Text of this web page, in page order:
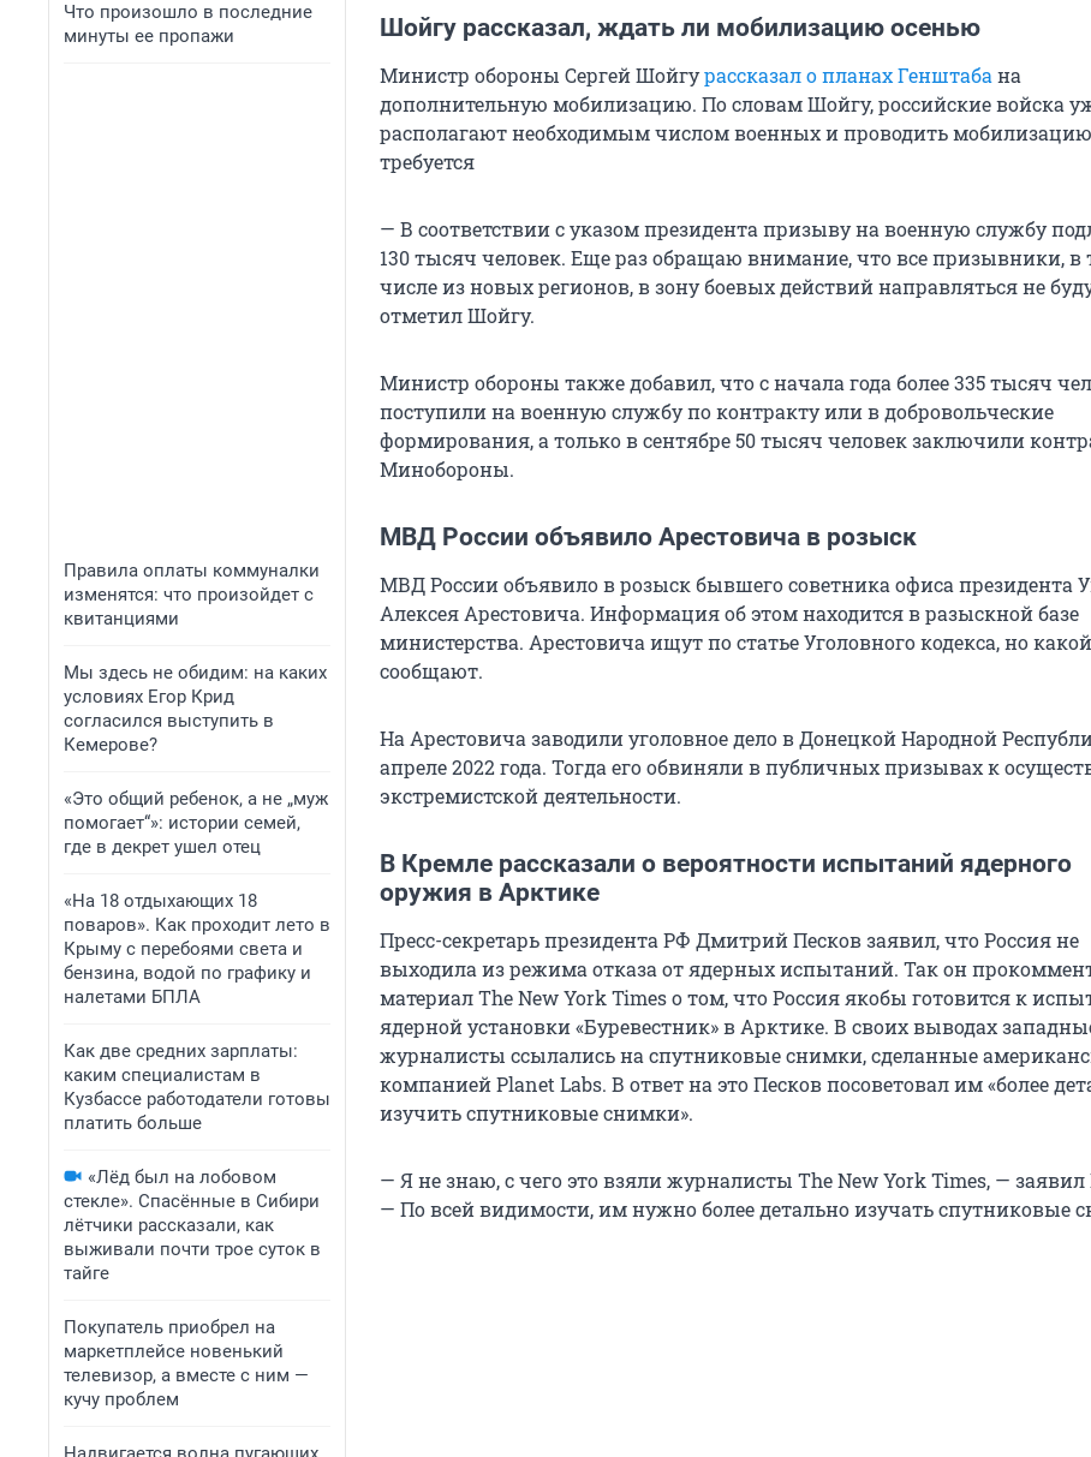
Что произошло в последние
минуты ее пропажи
Правила оплаты коммуналки
изменятся: что произойдет с
квитанциями
Мы здесь не обидим: на каких
условиях Егор Крид
согласился выступить в
Кемерове?
«Это общий ребенок, а не „муж
помогает“»: истории семей,
где в декрет ушел отец
«На 18 отдыхающих 18
поваров». Как проходит лето в
Крыму с перебоями света и
бензина, водой по графику и
налетами БПЛА
Как две средних зарплаты:
каким специалистам в
Кузбассе работодатели готовы
платить больше
«Лёд был на лобовом
стекле». Спасённые в Сибири
лётчики рассказали, как
выживали почти трое суток в
тайге
Покупатель приобрел на
маркетплейсе новенький
телевизор, а вместе с ним —
кучу проблем
Шойгу рассказал, ждать ли мобилизацию осенью
Министр обороны Сергей Шойгурассказал о планах Генштаба на
дополнительную мобилизацию. По словам Шойгу, российские войска
располагают необходимым числом военных и проводить
требуется
— В соответствии с указом президента призыву на военную службу
130 тысяч человек. Еще раз обращаю внимание, что все призывники, в
числе из новых регионов, в зону боевых действий направляться не
отметил Шойгу.
Министр обороны также добавил, что с начала года более 335 тысяч
поступили на военную службу по контракту или в добровольческие
формирования, а только в сентябре 50 тысяч человек заключили
Минобороны.
МВД России объявило Арестовича в розыск
МВД России объявило в розыск бывшего советника офиса президента
Алексея Арестовича. Информация об этом находится в разыскной базе
министерства. Арестовича ищут по статье Уголовного кодекса, но
сообщают.
На Арестовича заводили уголовное дело в Донецкой Народной
апреле 2022 года. Тогда его обвиняли в публичных призывах к
экстремистской деятельности.
В Кремле рассказали о вероятности испытаний ядерного
оружия в Арктике
Пресс-секретарь президента РФ Дмитрий Песков заявил, что Россия не
выходила из режима отказа от ядерных испытаний. Так он
материал The New York Times о том, что Россия якобы готовится к
ядерной установки «Буревестник» в Арктике. В своих выводах
журналисты ссылались на спутниковые снимки, сделанные
компанией Planet Labs. В ответ на это Песков посоветовал им «более
изучить спутниковые снимки».
— Я не знаю, с чего это взяли журналисты The New York Times, — заявил
— По всей видимости, им нужно более детально изучать спутниковые